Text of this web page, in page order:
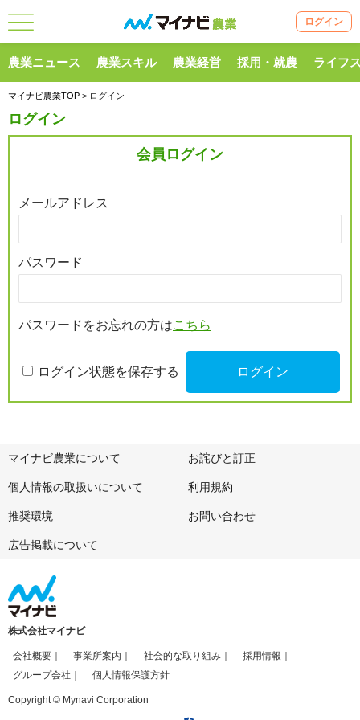
ログイン
農業ニュース 農業スキル 農業経営 採用・就農 ライフ
マイナビ農業TOP > ログイン
ログイン
会員ログイン
メールアドレス
パスワード
パスワードをお忘れの方はこちら
ログイン状態を保存する
マイナビ農業について お詫びと訂正
個人情報の取扱いについて 利用規約
推奨環境 お問い合わせ
広告掲載について
株式会社マイナビ
会社概要 事業所案内 社会的な取り組み
採用情報
グループ会社
個人情報保護方針
Copyright © Mynavi Corporation